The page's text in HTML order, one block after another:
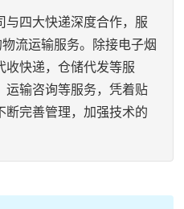
四大快递深度合作，服
流运输服务。除接电子烟
快递，仓储代发等服
运输咨询等服务，凭着贴
完善管理，加强技术的